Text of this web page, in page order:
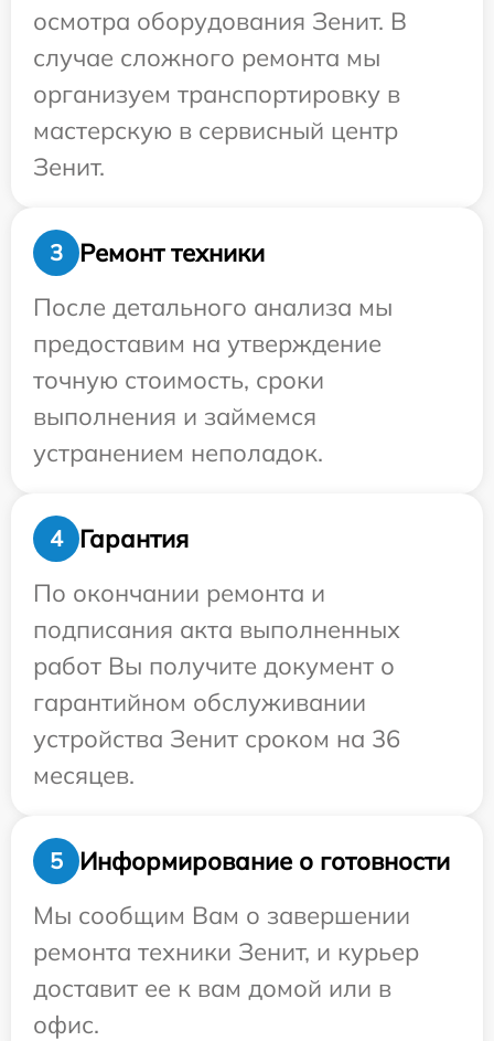
осмотра оборудования Зенит. В
случае сложного ремонта мы
организуем транспортировку в
мастерскую в сервисный центр
Зенит.
3
Ремонт техники
После детального анализа мы
предоставим на утверждение
точную стоимость, сроки
выполнения и займемся
устранением неполадок.
4
Гарантия
По окончании ремонта и
подписания акта выполненных
работ Вы получите документ о
гарантийном обслуживании
устройства Зенит сроком на 36
месяцев.
5
Информирование о готовности
Мы сообщим Вам о завершении
ремонта техники Зенит, и курьер
доставит ее к вам домой или в
офис.